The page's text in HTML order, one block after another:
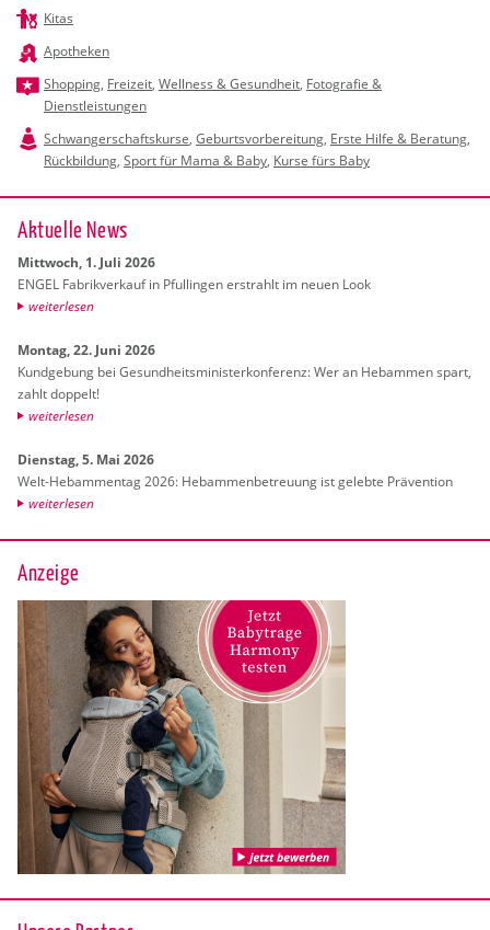
Kitas
Apotheken
Shopping, Freizeit, Wellness & Gesundheit, Fotografie &
Dienstleistungen
Schwangerschaftskurse, Geburtsvorbereitung, Erste Hilfe & Beratung,
Rückbildung, Sport für Mama & Baby, Kurse fürs Baby
Ak­tu­el­le News
Mitt­woch, 1. Juli 2026
ENGEL Fa­brik­ver­kauf in Pful­lin­gen er­strahlt im neuen Look
wei­ter­le­sen
Mon­tag, 22. Juni 2026
Kund­ge­bung bei Ge­sund­heits­mi­nis­ter­kon­fe­renz: Wer an Heb­am­men spart,
zahlt dop­pelt!
wei­ter­le­sen
Diens­tag, 5. Mai 2026
Welt-Heb­am­men­tag 2026: Heb­am­men­be­treu­ung ist ge­leb­te Prä­ven­ti­on
wei­ter­le­sen
Anzeige